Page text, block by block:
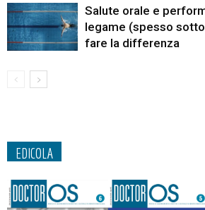
Salute orale e
legame (spesso
fare la differenza
EDICOLA